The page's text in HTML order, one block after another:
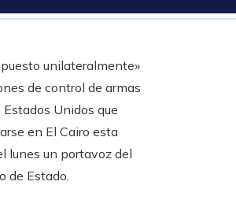
unilateralmente»
de control de armas
Unidos que
en El Cairo esta
lunes un portavoz del
de Estado.